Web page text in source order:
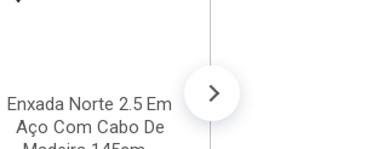
Enxada Norte 2.5 Em
Aço Com Cabo De